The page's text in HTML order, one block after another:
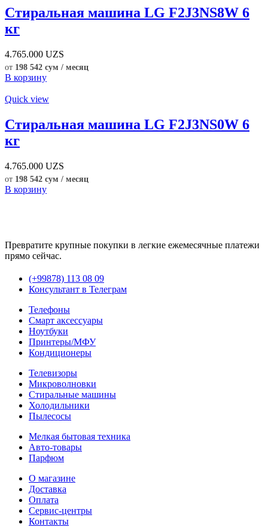
Стиральная машина LG F2J3NS8W 6
кг
4.765.000 UZS
от 198 542 сум / месяц
В корзину
Quick view
Стиральная машина LG F2J3NS0W 6
кг
4.765.000 UZS
от 198 542 сум / месяц
В корзину
Превратите крупные покупки в легкие ежемесячные платежи
прямо сейчас.
(+99878) 113 08 09
Консультант в Телеграм
Телефоны
Смарт аксессуары
Ноутбуки
Принтеры/МФУ
Кондиционеры
Телевизоры
Микроволновки
Стиральные машины
Холодильники
Пылесосы
Мелкая бытовая техника
Авто-товары
Парфюм
О магазине
Доставка
Оплата
Сервис-центры
Контакты